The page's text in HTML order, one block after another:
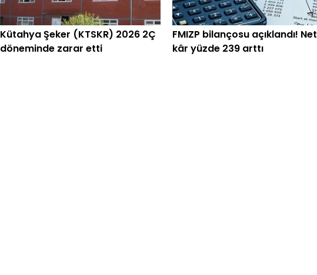
Kütahya Şeker (KTSKR) 2026 2Ç
döneminde zarar etti
FMIZP bilançosu açıklandı! Net
kâr yüzde 239 arttı